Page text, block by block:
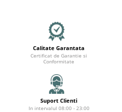
Calitate Garantata
Certificat de Garantie si
Conformitate
Suport Clienti
In intervalul 08:00 - 23:00